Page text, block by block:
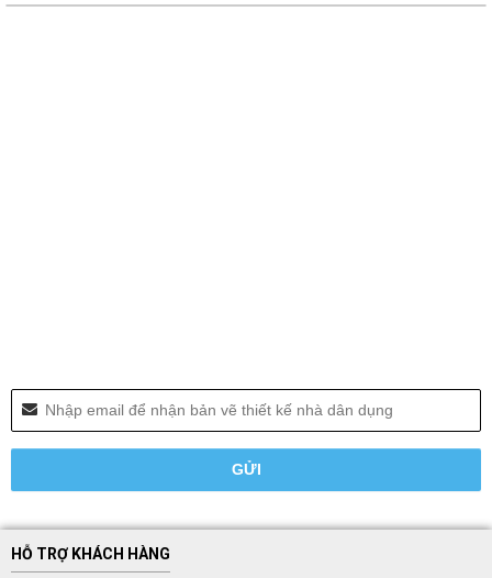
HỖ TRỢ KHÁCH HÀNG